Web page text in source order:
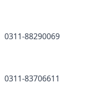
0311-88290069
0311-83706611